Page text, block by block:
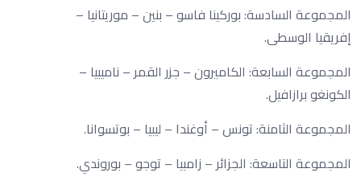
المجموعة السادسة: بوركينا فاسو – بنين – موريتانيا –
إفريقيا الوسطى.
المجموعة السابعة: الكاميرون – جزر القمر – ناميبيا –
الكونغو برازافيل.
المجموعة الثامنة: تونس – أوغندا – ليبيا – بوتسوانا.
المجموعة التاسعة: الجزائر – زامبيا – توجو – بوروندي.